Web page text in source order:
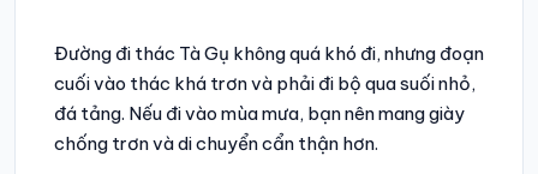
Đường đi thác Tà Gụ không quá khó đi, nhưng đoạn
cuối vào thác khá trơn và phải đi bộ qua suối nhỏ,
đá tảng. Nếu đi vào mùa mưa, bạn nên mang giày
chống trơn và di chuyển cẩn thận hơn.